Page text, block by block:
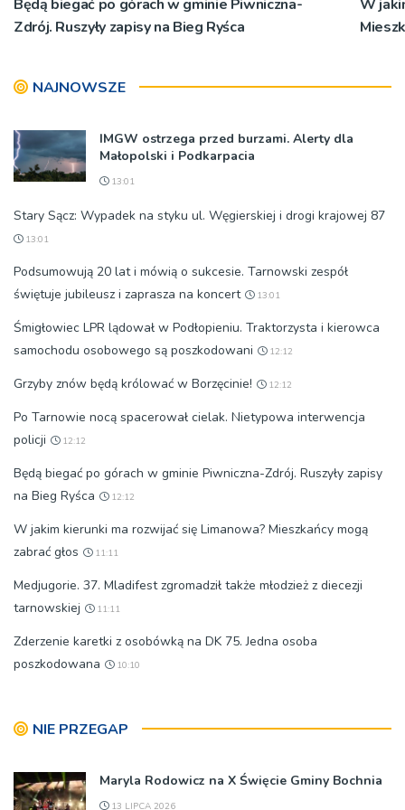
Będą biegać po górach w gminie Piwniczna-
Zdrój. Ruszyły zapisy na Bieg Ryśca
W
NAJNOWSZE
IMGW ostrzega przed burzami. Alerty dla
Małopolski i Podkarpacia
13:01
Stary Sącz: Wypadek na styku ul. Węgierskiej i drogi krajowej 87
13:01
Podsumowują 20 lat i mówią o sukcesie. Tarnowski zespół
świętuje jubileusz i zaprasza na koncert
13:01
Śmigłowiec LPR lądował w Podłopieniu. Traktorzysta i kierowca
samochodu osobowego są poszkodowani
12:12
Grzyby znów będą królować w Borzęcinie! 12:12
Po Tarnowie nocą spacerował cielak. Nietypowa interwencja
policji
12:12
Będą biegać po górach w gminie Piwniczna-Zdrój. Ruszyły zapisy
na Bieg Ryśca
12:12
W jakim kierunki ma rozwijać się Limanowa? Mieszkańcy mogą
zabrać głos
11:11
Medjugorie. 37. Mladifest zgromadził także młodzież z diecezji
tarnowskiej
11:11
Zderzenie karetki z osobówką na DK 75. Jedna osoba
poszkodowana
10:10
NIE PRZEGAP
Maryla Rodowicz na X Święcie Gminy Bochnia
13 LIPCA 2026